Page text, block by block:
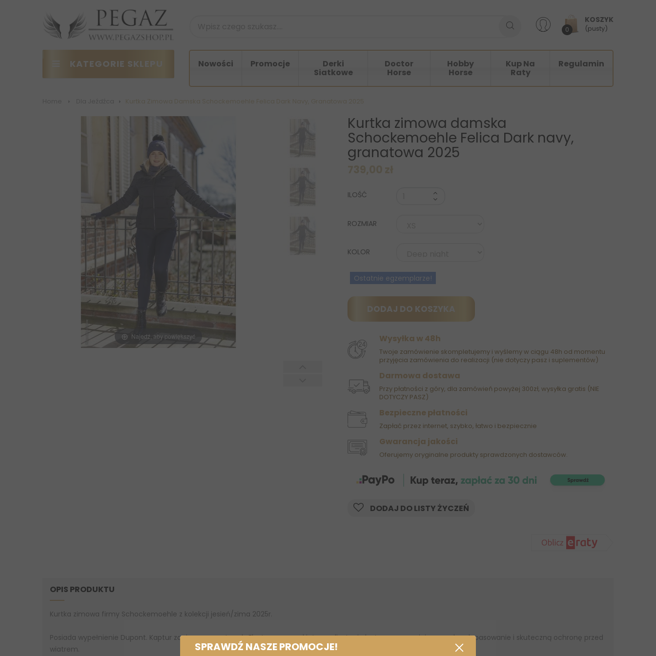
SPRAWDŹ NASZE PROMOCJE!
KOSZYK
0 (pusty)
KATEGORIE SKLEPU Nowości Promocje Derki
Siatkowe
Doctor
Horse
Hobby
Horse
Kup Na
Raty
Regulamin
Najedź, aby powiększyć
Kurtka zimowa damska
Schockemoehle Felica Dark navy,
granatowa 2025
ILOŚĆ
ROZMIAR
KOLOR
Ostatnie egzemplarze!
DODAJ DO KOSZYKA
Wysyłka w 48h
Twoje zamówienie skompletujemy i wyślemy w ciągu 48h od momentu
przyjęcia zamówienia do realizacji (nie dotyczy pasz i suplementów)
Darmowa dostawa
Przy płatności z góry, dla zamówień powyżej 300zł, wysyłka gratis (NIE
DOTYCZY PASZ)
Bezpieczne płatności
Zapłać przez internet, szybko, łatwo i bezpiecznie
Gwarancja jakości
Oferujemy oryginalne produkty sprawdzonych dostawców.
DODAJ DO LISTY ŻYCZEŃ
OPIS PRODUKTU
Kurtka zimowa firmy Schockemoehle z kolekcji jesień/zima 2025r.
Posiada wypełnienie Dupont. Kaptur zapinany na zatrzask. Elastyczne mankiety z poliestru i elastanu zapewniają wygodne dopasowanie i skuteczną ochronę przed
wiatrem.